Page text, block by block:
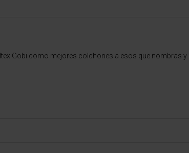
Gobi como mejores colchones a esos que nombras